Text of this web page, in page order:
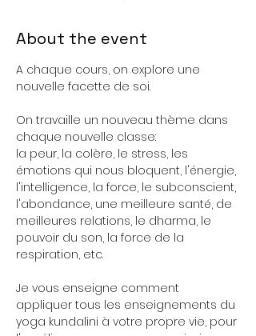
About the event
A chaque cours, on explore une
nouvelle facette de soi.
On travaille un nouveau thème dans
chaque nouvelle classe:
la peur, la colère, le stress, les
émotions qui nous bloquent, l'énergie,
l'intelligence, la force, le subconscient,
l'abondance, une meilleure santé, de
meilleures relations, le dharma, le
pouvoir du son, la force de la
respiration, etc.
Je vous enseigne comment
appliquer tous les enseignements du
yoga kundalini à votre propre vie, pour